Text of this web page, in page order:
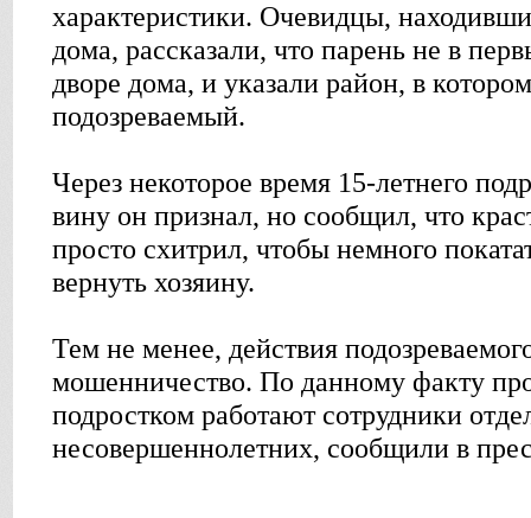
характеристики. Очевидцы,
дома, рассказали, что парень не в
дворе дома, и указали район, в
подозреваемый.
Через некоторое время 15-летнего
вину он признал, но сообщил, что
просто схитрил, чтобы немного
вернуть хозяину.
Тем не менее, действия
мошенничество. По данному факту
подростком работают сотрудники
несовершеннолетних, сообщили в